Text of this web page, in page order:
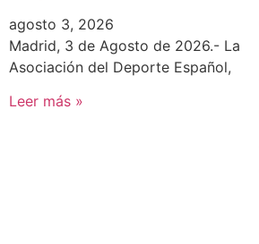
agosto 3, 2026
Madrid, 3 de Agosto de 2026.- La
Asociación del Deporte Español,
Leer más »